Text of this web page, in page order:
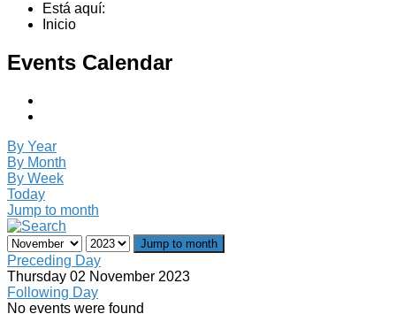
Está aquí:
Inicio
Events Calendar
By Year
By Month
By Week
Today
Jump to month
Jump to month
Preceding Day
Thursday 02 November 2023
Following Day
No events were found